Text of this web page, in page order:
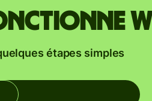
étapes simples